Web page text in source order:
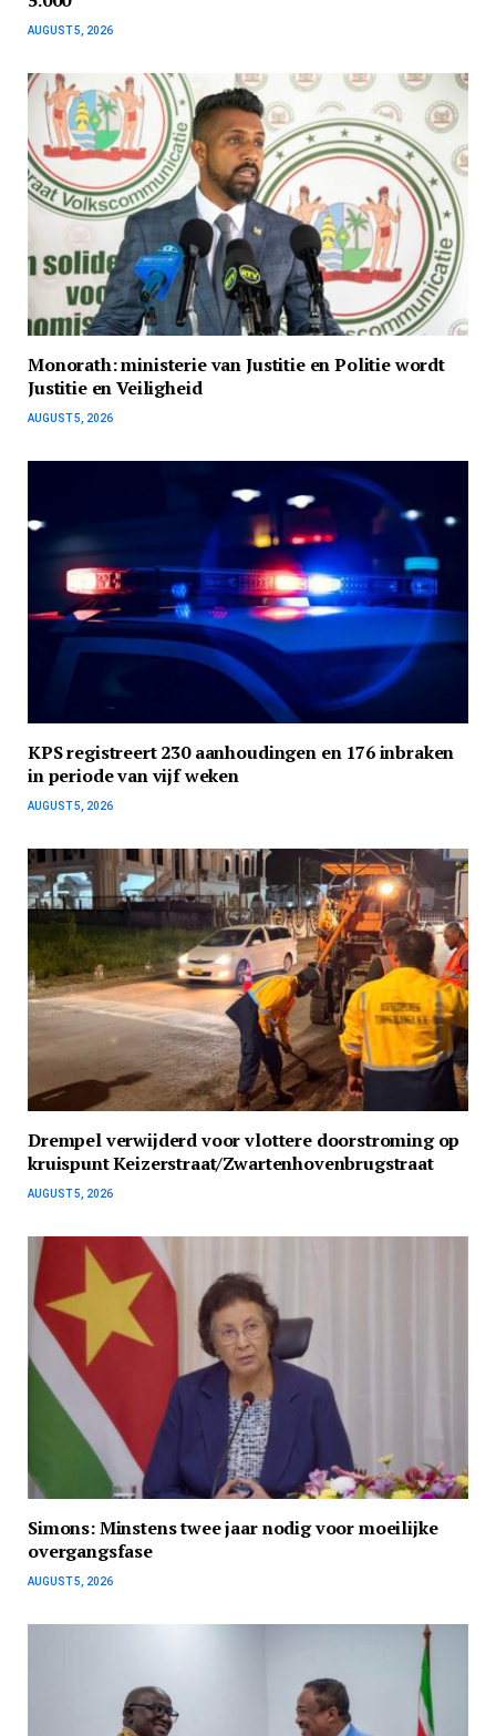
AUGUST 5, 2026
Monorath: ministerie van Justitie en Politie wordt
Justitie en Veiligheid
AUGUST 5, 2026
KPS registreert 230 aanhoudingen en 176 inbraken
in periode van vijf weken
AUGUST 5, 2026
Drempel verwijderd voor vlottere doorstroming op
kruispunt Keizerstraat/Zwartenhovenbrugstraat
AUGUST 5, 2026
Simons: Minstens twee jaar nodig voor moeilijke
overgangsfase
AUGUST 5, 2026